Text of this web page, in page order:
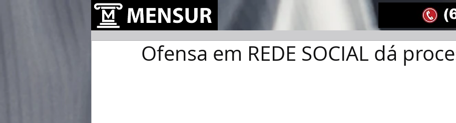
Ofensa em REDE SOCIAL dá